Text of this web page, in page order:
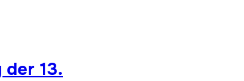
13.